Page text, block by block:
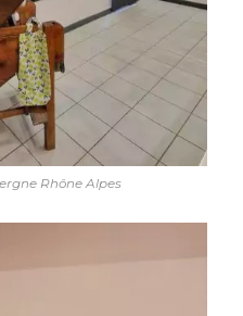
Rhône Alpes